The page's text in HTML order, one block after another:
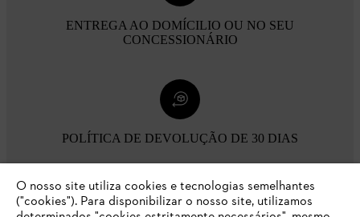
ENTREGA AO DOMÍCILIO OU NO SEU
CONCESSIONÁRIO
POLÍTICA DE DEVOLUÇÃO DE 30 DIAS
Opções de pagamento
O nosso site utiliza cookies e tecnologias semelhantes
("cookies"). Para disponibilizar o nosso site, utilizamos